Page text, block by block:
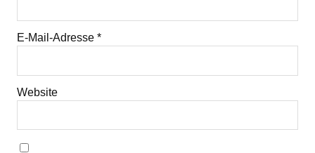
E-Mail-Adresse *
Website